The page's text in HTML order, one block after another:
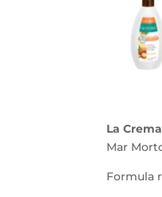
La
Mar
Formula